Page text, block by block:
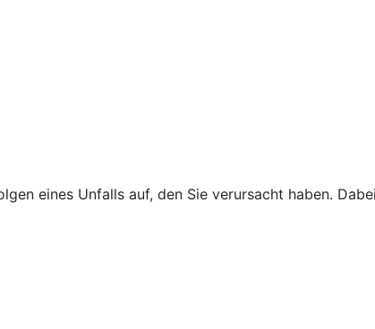
eines Unfalls auf, den Sie verursacht haben.